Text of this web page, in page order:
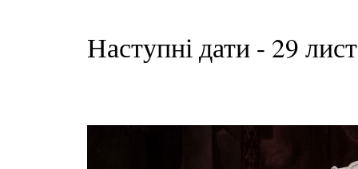
Наступні дати - 29